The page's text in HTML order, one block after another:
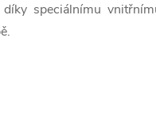
speciálnímu